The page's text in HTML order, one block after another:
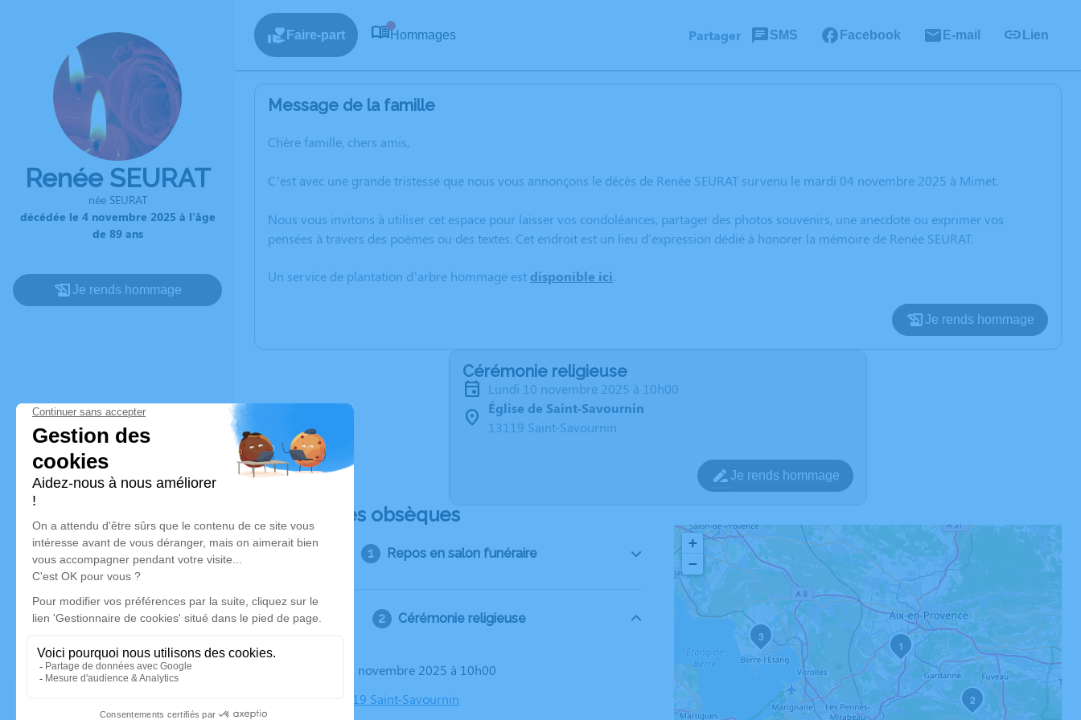
Renée SEURAT
née SEURAT
décédée le 4 novembre 2025 à l'âge
de 89 ans
Je rends hommage
Faire-part Hommages Partager SMS Facebook E-mail Lien
Message de la famille
Chère famille, chers amis,
C’est avec une grande tristesse que nous vous annonçons le décès de Renée SEURAT survenu le mardi 04 novembre 2025 à Mimet.
Nous vous invitons à utiliser cet espace pour laisser vos condoléances, partager des photos souvenirs, une anecdote ou exprimer vos
pensées à travers des poèmes ou des textes. Cet endroit est un lieu d'expression dédié à honorer la mémoire de Renée SEURAT.
Un service de plantation d’arbre hommage est disponible ici.
Je rends hommage
Cérémonie religieuse
lundi 10 novembre 2025 à 10h00
Église de Saint-Savournin
13119 Saint-Savournin
Je rends hommage
Déroulé des obsèques
Repos en salon funéraire
Cérémonie religieuse
Le lundi 10 novembre 2025 à 10h00
Église, 13119 Saint-Savournin
1
2
3
+
−